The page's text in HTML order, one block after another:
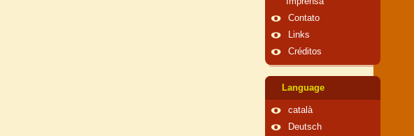
Contato
Links
Créditos
Language
català
Deutsch